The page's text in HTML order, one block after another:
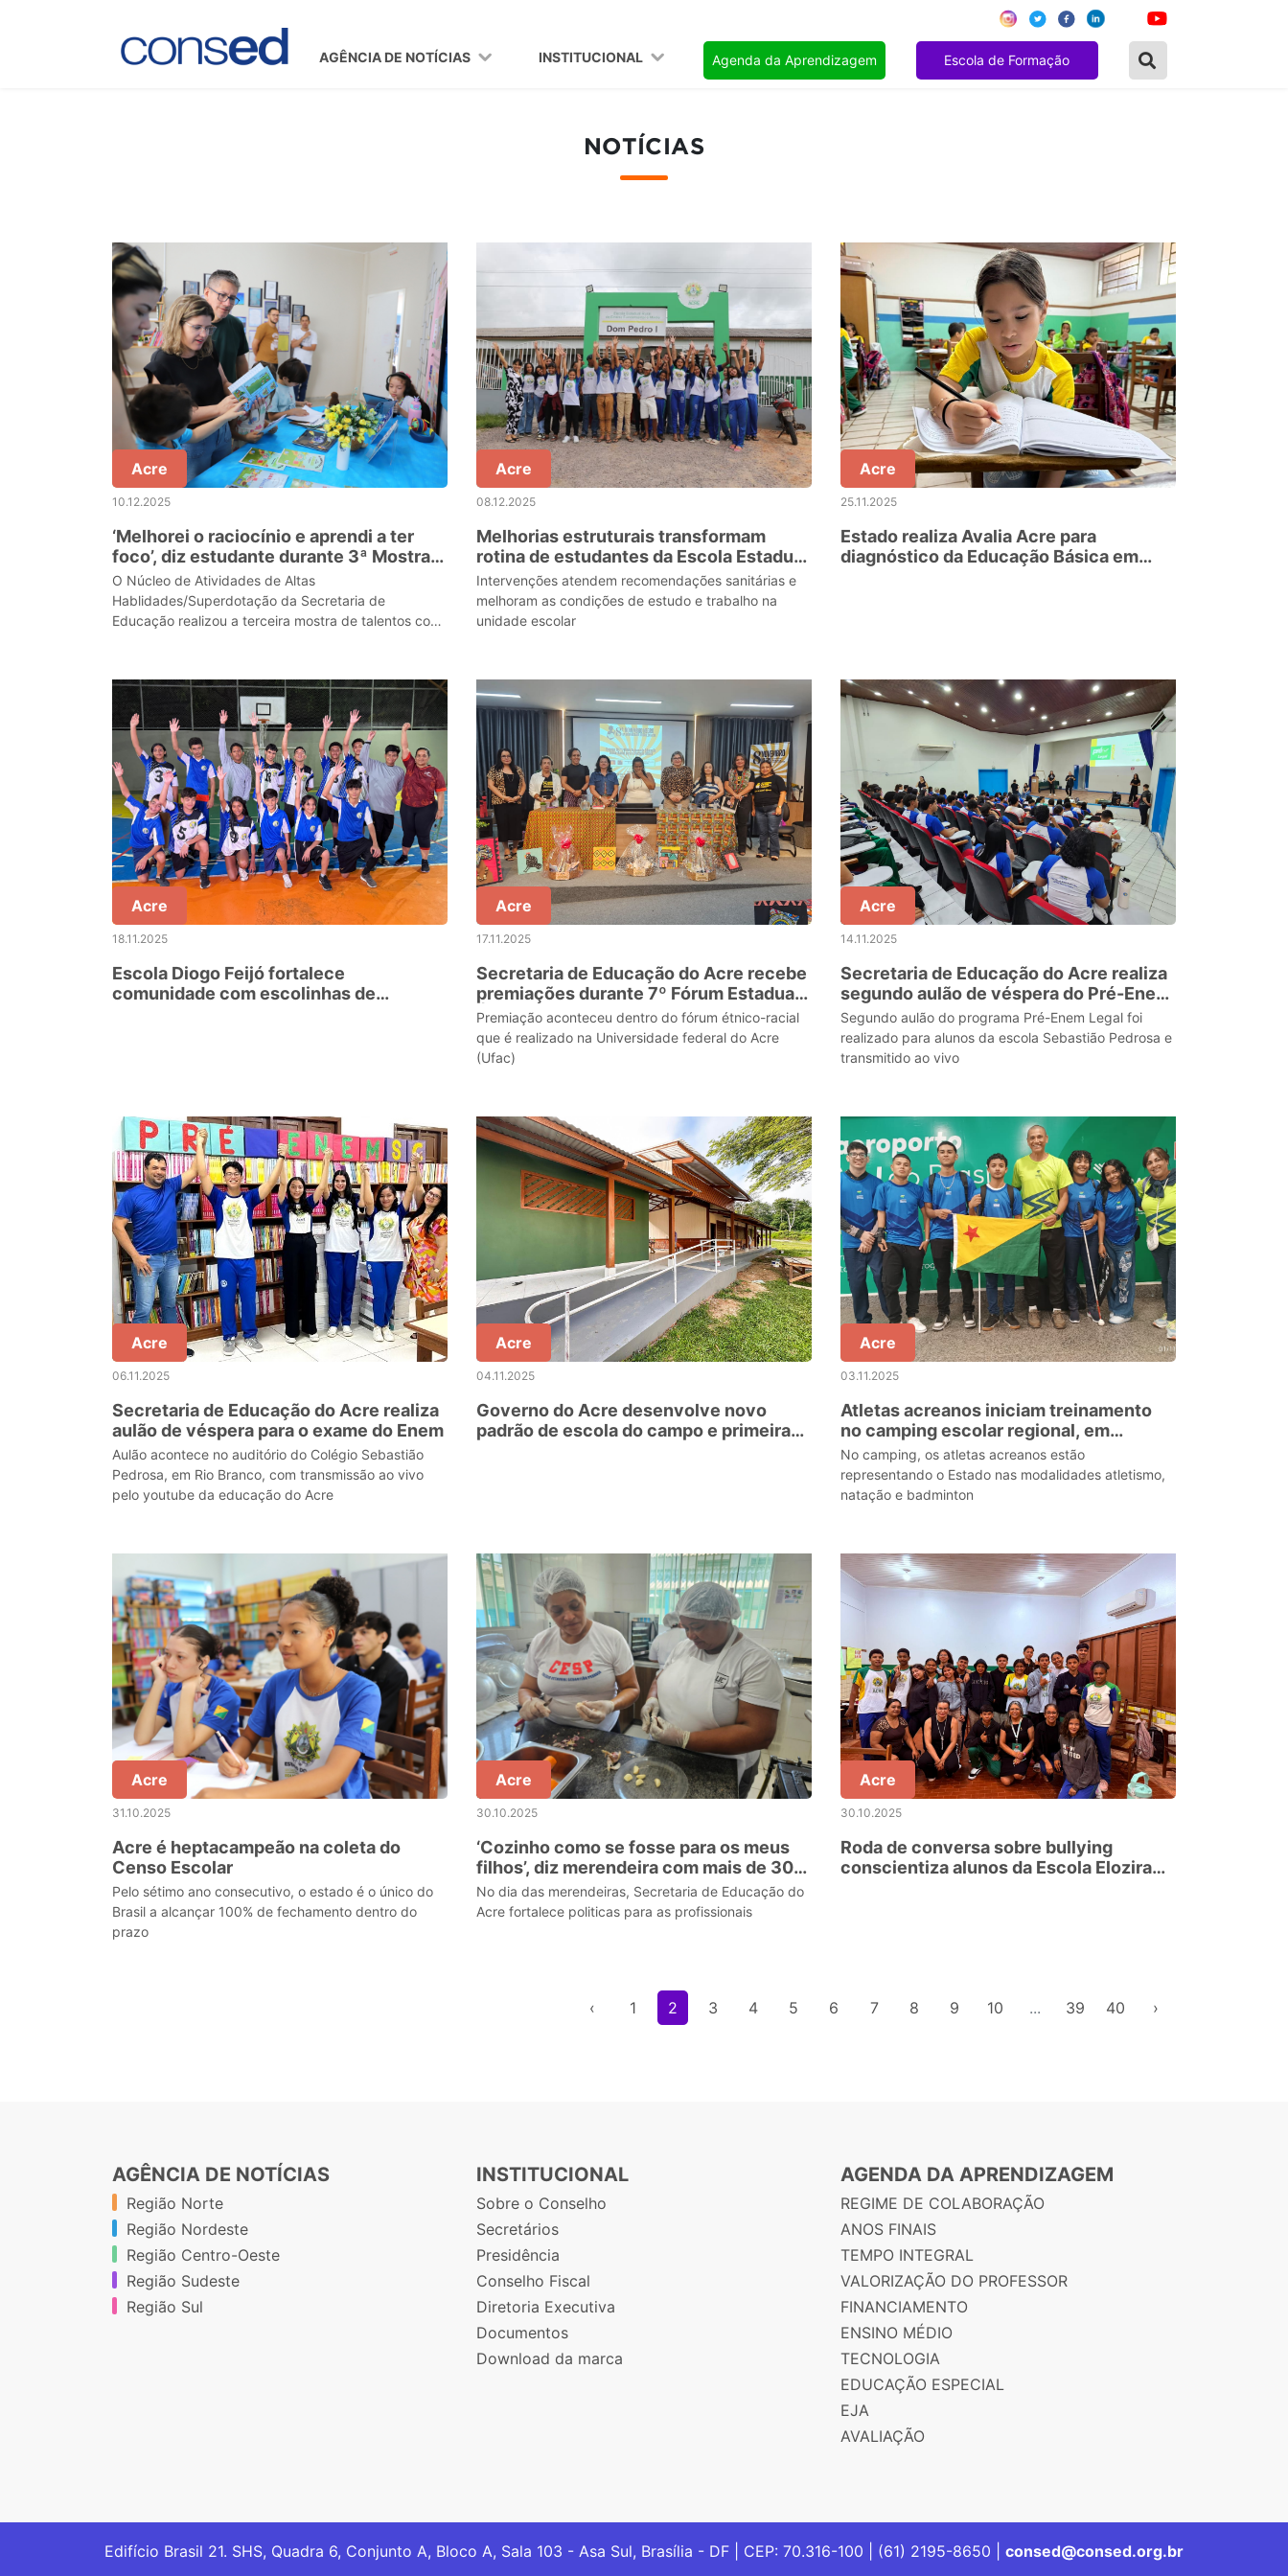
AGÊNCIA DE NOTÍCIAS INSTITUCIONAL Agenda da Aprendizagem Escola de Formação
NOTÍCIAS
Acre
10.12.2025
‘Melhorei o raciocínio e aprendi a ter
foco’, diz estudante durante 3ª Mostra
de Talentos do Núcleo de Atividades de
Altas Habilidades
O Núcleo de Atividades de Altas
Hablidades/Superdotação da Secretaria de
Educação realizou a terceira mostra de talentos com
Acre
08.12.2025
Melhorias estruturais transformam
rotina de estudantes da Escola Estadual
Rural Dom Pedro I, em Feijó
Intervenções atendem recomendações sanitárias e
melhoram as condições de estudo e trabalho na
unidade escolar
Acre
25.11.2025
Estado realiza Avalia Acre para
diagnóstico da Educação Básica em
Acre
18.11.2025
Escola Diogo Feijó fortalece
comunidade com escolinhas de
Acre
17.11.2025
Secretaria de Educação do Acre recebe
premiações durante 7º Fórum Estadual
Étnico-Racial
Premiação aconteceu dentro do fórum étnico-racial
que é realizado na Universidade federal do Acre
(Ufac)
Acre
14.11.2025
Secretaria de Educação do Acre realiza
segundo aulão de véspera do Pré-Enem
Legal
Segundo aulão do programa Pré-Enem Legal foi
realizado para alunos da escola Sebastião Pedrosa e
transmitido ao vivo
Acre
06.11.2025
Secretaria de Educação do Acre realiza
aulão de véspera para o exame do Enem
Aulão acontece no auditório do Colégio Sebastião
Pedrosa, em Rio Branco, com transmissão ao vivo
pelo youtube da educação do Acre
Acre
04.11.2025
Governo do Acre desenvolve novo
padrão de escola do campo e primeira
Acre
03.11.2025
Atletas acreanos iniciam treinamento
no camping escolar regional, em
Manaus
No camping, os atletas acreanos estão
representando o Estado nas modalidades atletismo,
natação e badminton
Acre
31.10.2025
Acre é heptacampeão na coleta do
Censo Escolar
Pelo sétimo ano consecutivo, o estado é o único do
Brasil a alcançar 100% de fechamento dentro do
prazo
Acre
30.10.2025
‘Cozinho como se fosse para os meus
filhos’, diz merendeira com mais de 30
anos de serviço
No dia das merendeiras, Secretaria de Educação do
Acre fortalece politicas para as profissionais
Acre
30.10.2025
Roda de conversa sobre bullying
conscientiza alunos da Escola Elozira
‹ 1 2 3 4 5 6 7 8 9 10 ... 39 40 ›
AGÊNCIA DE NOTÍCIAS
Região Norte
Região Nordeste
Região Centro-Oeste
Região Sudeste
Região Sul
INSTITUCIONAL
Sobre o Conselho
Secretários
Presidência
Conselho Fiscal
Diretoria Executiva
Documentos
Download da marca
AGENDA DA APRENDIZAGEM
REGIME DE COLABORAÇÃO
ANOS FINAIS
TEMPO INTEGRAL
VALORIZAÇÃO DO PROFESSOR
FINANCIAMENTO
ENSINO MÉDIO
TECNOLOGIA
EDUCAÇÃO ESPECIAL
EJA
AVALIAÇÃO
Edifício Brasil 21. SHS, Quadra 6, Conjunto A, Bloco A, Sala 103 - Asa Sul, Brasília - DF | CEP: 70.316-100 | (61) 2195-8650 | consed@consed.org.br